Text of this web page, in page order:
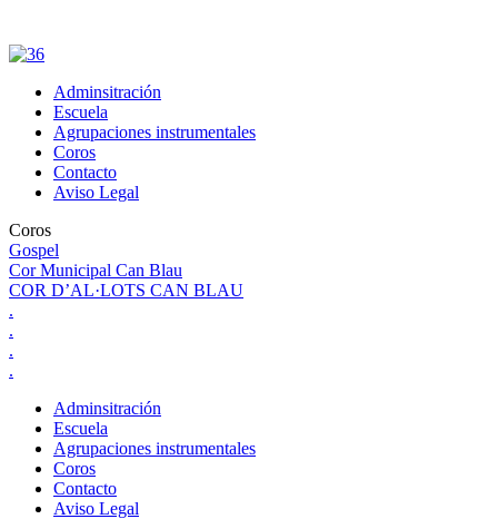
Adminsitración
Escuela
Agrupaciones instrumentales
Coros
Contacto
Aviso Legal
Coros
Gospel
Cor Municipal Can Blau
COR D’AL·LOTS CAN BLAU
.
.
.
.
Adminsitración
Escuela
Agrupaciones instrumentales
Coros
Contacto
Aviso Legal